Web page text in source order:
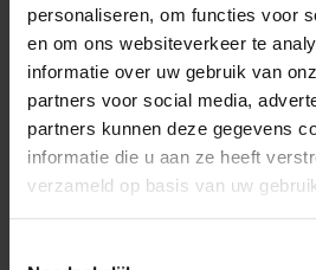
personaliseren, om functies voor
en om ons websiteverkeer te
informatie over uw gebruik van
partners voor social media,
partners kunnen deze gegevens
informatie die u aan ze heeft
verzameld op basis van uw
Na jaren van
leiderschap kondigt
directeur Joël van
Raak Edux te
verlaten....